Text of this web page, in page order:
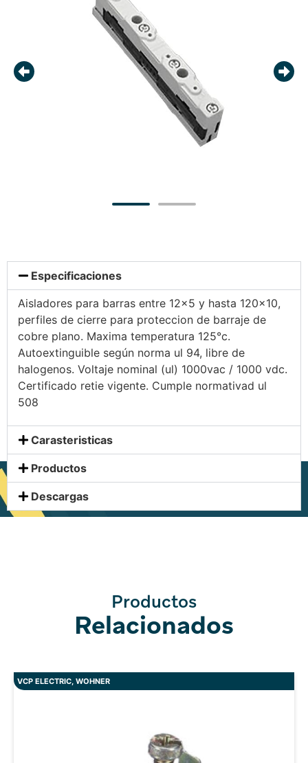
Especificaciones
Aisladores para barras entre 12×5 y hasta 120×10,
perfiles de cierre para proteccion de barraje de
cobre plano. Maxima temperatura 125°c.
Autoextinguible según norma ul 94, libre de
halogenos. Voltaje nominal (ul) 1000vac / 1000 vdc.
Certificado retie vigente. Cumple normativad ul
508
Carasteristicas
Productos
Descargas
Productos
Relacionados
VCP ELECTRIC, WOHNER